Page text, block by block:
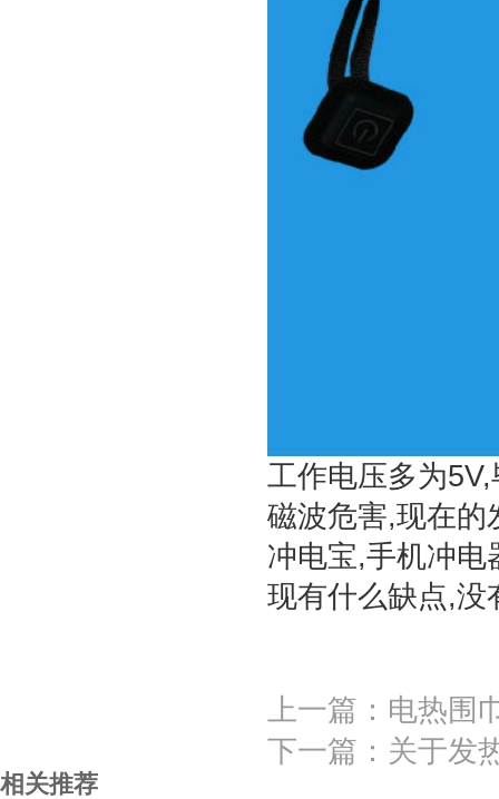
工作电压多为
磁波危害,现在的
冲电宝,手机冲电
现有什么缺点,没
上一篇： 电热围
下一篇： 关于发
相关推荐